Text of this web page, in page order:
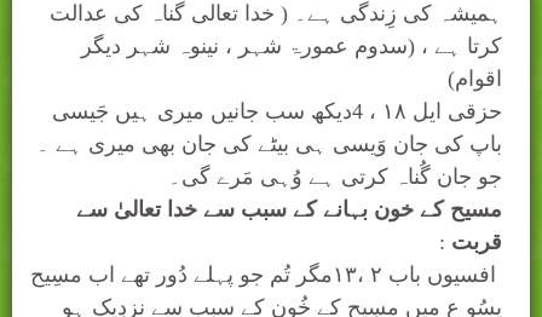
ہمیشہ کی زِندگی ہے۔ ( خدا تعالی گناہ کی عدالت
کرتا ہے ، (سدوم عمورۃ شہر ، نینوہ شہر دیگر
اقوام)
حزقی ایل ۱۸
، 4دیکھ سب جانیں میری ہیں جَیسی
باپ کی جان وَیسی ہی بیٹے کی جان بھی میری ہے ۔
جو جان گُناہ کرتی ہے وُہی مَرے گی۔
مسیح کے خون بہانے کے سبب سے خدا تعالیٰ سے
قربت :
افسیوں باب ۲
،۱۳مگر تُم جو پہلے دُور تھے اب مسِیح
یِسُو ع میں مسِیح کے خُون کے سبب سے نزدِیک ہو